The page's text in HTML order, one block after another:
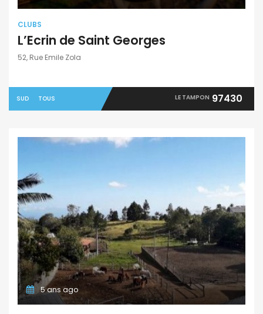
CLUBS
L’Ecrin de Saint Georges
52, Rue Emile Zola
SUD TOUS LE TAMPON 97430
5 ans ago